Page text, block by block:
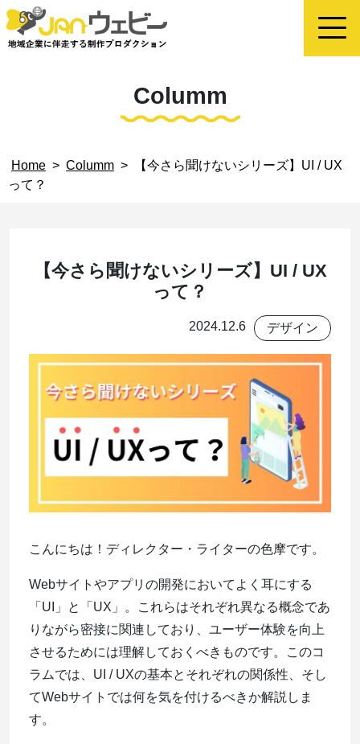
Columm
Home > Columm >
【今さら聞けないシリーズ】UI / UX
って？
【今さら聞けないシリーズ】UI / UX
って？
2024.12.6 デザイン
こんにちは！ディレクター・ライターの色摩です。
Webサイトやアプリの開発においてよく耳にする
「UI」と「UX」。これらはそれぞれ異なる概念であ
りながら密接に関連しており、ユーザー体験を向上
させるためには理解しておくべきものです。このコ
ラムでは、UI / UXの基本とそれぞれの関係性、そし
てWebサイトでは何を気を付けるべきか解説しま
す。